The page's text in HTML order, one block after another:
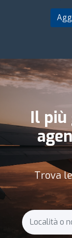
Il più
Trova